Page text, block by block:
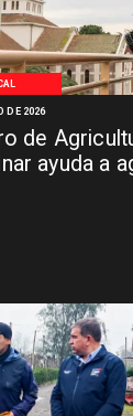
de
ayuda a
DE 2026